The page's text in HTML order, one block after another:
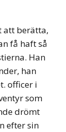
att berätta,
få haft så
Han
han
officer i
som
drömt
efter sin